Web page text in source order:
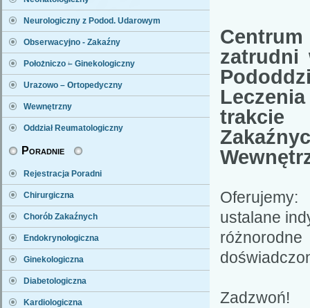
Neurologiczny z Podod. Udarowym
Obserwacyjno - Zakaźny
Położniczo – Ginekologiczny
Urazowo – Ortopedyczny
Wewnętrzny
Oddział Reumatologiczny
Poradnie
Rejestracja Poradni
Chirurgiczna
Chorób Zakaźnych
Endokrynologiczna
Ginekologiczna
Diabetologiczna
Kardiologiczna
zatrudni
trakcie
ustalane
Zadzwoń!